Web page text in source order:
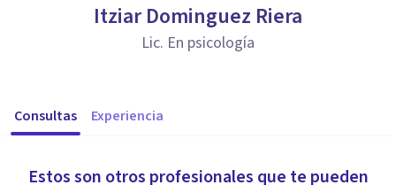
Itziar Dominguez Riera
Lic. En psicología
Consultas Experiencia
Estos son otros profesionales que te pueden